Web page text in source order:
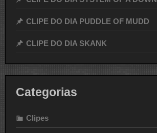
CLIPE DO DIA PUDDLE OF MUDD
CLIPE DO DIA SKANK
Categorias
Clipes